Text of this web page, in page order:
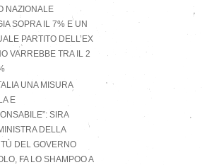
NAZIONALE
SOPRA IL 7% E UN
PARTITO DELL’EX
VARREBBE TRA IL 2
UNA MISURA
E
SIRA
DELLA
DEL GOVERNO
FA LO SHAMPOO A